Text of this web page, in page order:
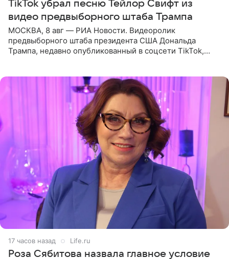
TikTok убрал песню Тейлор Свифт из
видео предвыборного штаба Трампа
МОСКВА, 8 авг — РИА Новости. Видеоролик
предвыборного штаба президента США Дональда
Трампа, недавно опубликованный в соцсети TikTok,
17 часов назад Life.ru
Роза Сябитова назвала главное условие